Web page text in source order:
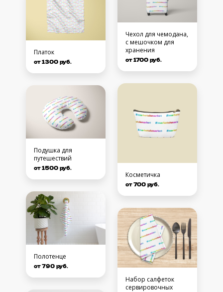
Платок
от 1300 руб.
Подушка для
путешествий
от 1500 руб.
Полотенце
от 790 руб.
Чехол для чемодана,
с мешочком для
хранения
от 1700 руб.
Косметичка
от 700 руб.
Набор салфеток
сервировочных